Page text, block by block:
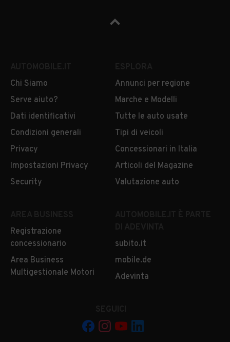
Chi Siamo
Serve aiuto?
Dati identificativi
Condizioni generali
Privacy
Impostazioni Privacy
Security
Annunci per regione
Marche e Modelli
Tutte le auto usate
Tipi di veicoli
Concessionari in Italia
Articoli del Magazine
Valutazione auto
Registrazione
concessionario
Area Business
Multigestionale Motori
subito.it
mobile.de
Adevinta